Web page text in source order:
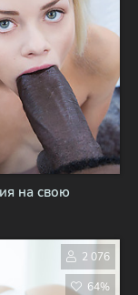
на свою
2 076
64%